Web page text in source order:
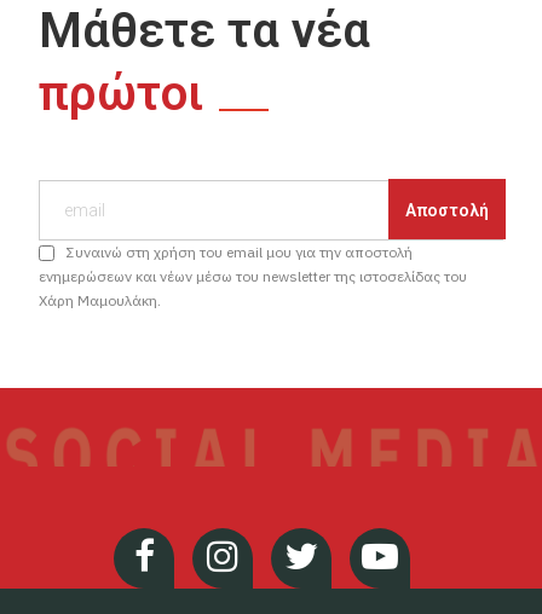
Μάθετε τα νέα
πρώτοι
Συναινώ στη χρήση του email μου για την αποστολή
ενημερώσεων και νέων μέσω του newsletter της ιστοσελίδας του
Χάρη Μαμουλάκη.